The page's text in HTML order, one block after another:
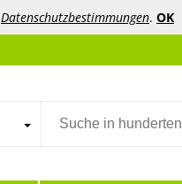
Datenschutzbestimmungen. OK